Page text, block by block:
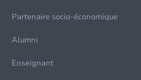
Partenaire socio-économique
Alumni
Enseignant